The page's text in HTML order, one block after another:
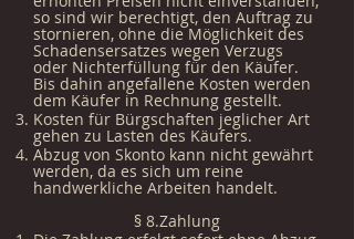
so sind wir berechtigt, den Auftrag zu
stornieren, ohne die Möglichkeit des
Schadensersatzes wegen Verzugs
oder Nichterfüllung für den Käufer.
Bis dahin angefallene Kosten werden
dem Käufer in Rechnung gestellt.
Kosten für Bürgschaften jeglicher Art
gehen zu Lasten des Käufers.
Abzug von Skonto kann nicht gewährt
werden, da es sich um reine
handwerkliche Arbeiten handelt.
§ 8.Zahlung